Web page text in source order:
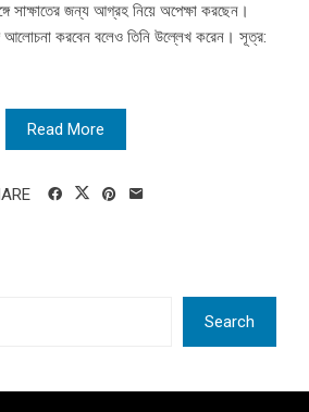
সাক্ষাতের জন্য আগ্রহ নিয়ে অপেক্ষা করছেন।
আলোচনা করবেন বলেও তিনি উল্লেখ করেন। সূত্র:
Read More
Search